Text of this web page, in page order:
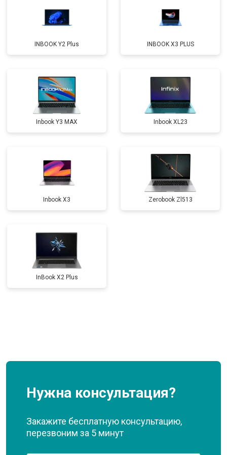
Замена микрофона от 2600 ₽ Заказать
Замена оперативной памяти от 1100 ₽ Заказать
Прошивка BIOS от 1500 ₽ Заказать
Ремонт петель от 3990 ₽
INBOOK Y2 Plus INBOOK X3 PLUS
Inbook Y3 MAX Inbook XL23
Inbook X3 Zerobook Zl513
InBook X2 Plus
Нужна консультация?
Закажите бесплатную консультацию,
перезвоним за 5 минут